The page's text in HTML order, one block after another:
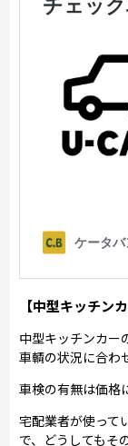
【中型キッチン
中型キッチンカー
車輌の状況に合わ
車検の有無は価格
宅配業者が使って
で、どうしてもそ